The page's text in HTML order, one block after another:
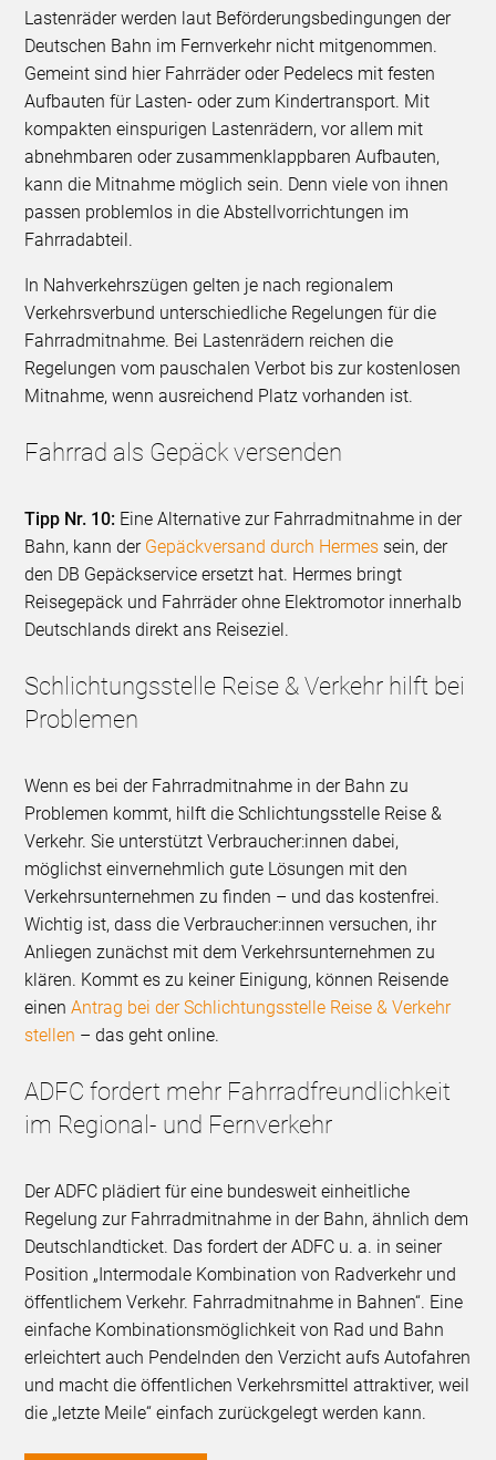
Lastenräder werden laut Beförderungsbedingungen der
Deutschen Bahn im Fernverkehr nicht mitgenommen.
Gemeint sind hier Fahrräder oder Pedelecs mit festen
Aufbauten für Lasten- oder zum Kindertransport. Mit
kompakten einspurigen Lastenrädern, vor allem mit
abnehmbaren oder zusammenklappbaren Aufbauten,
kann die Mitnahme möglich sein. Denn viele von ihnen
passen problemlos in die Abstellvorrichtungen im
Fahrradabteil.
In Nahverkehrszügen gelten je nach regionalem
Verkehrsverbund unterschiedliche Regelungen für die
Fahrradmitnahme. Bei Lastenrädern reichen die
Regelungen vom pauschalen Verbot bis zur kostenlosen
Mitnahme, wenn ausreichend Platz vorhanden ist.
Fahrrad als Gepäck versenden
Tipp Nr. 10: Eine Alternative zur Fahrradmitnahme in der
Bahn, kann der Gepäckversand durch Hermes sein, der
den DB Gepäckservice ersetzt hat. Hermes bringt
Reisegepäck und Fahrräder ohne Elektromotor innerhalb
Deutschlands direkt ans Reiseziel.
Schlichtungsstelle Reise & Verkehr hilft bei
Problemen
Wenn es bei der Fahrradmitnahme in der Bahn zu
Problemen kommt, hilft die Schlichtungsstelle Reise &
Verkehr. Sie unterstützt Verbraucher:innen dabei,
möglichst einvernehmlich gute Lösungen mit den
Verkehrsunternehmen zu finden – und das kostenfrei.
Wichtig ist, dass die Verbraucher:innen versuchen, ihr
Anliegen zunächst mit dem Verkehrsunternehmen zu
klären. Kommt es zu keiner Einigung, können Reisende
einenAntrag bei der Schlichtungsstelle Reise & Verkehr
stellen – das geht online.
ADFC fordert mehr Fahrradfreundlichkeit
im Regional- und Fernverkehr
Der ADFC plädiert für eine bundesweit einheitliche
Regelung zur Fahrradmitnahme in der Bahn, ähnlich dem
Deutschlandticket. Das fordert der ADFC u. a. in seiner
Position „Intermodale Kombination von Radverkehr und
öffentlichem Verkehr. Fahrradmitnahme in Bahnen“. Eine
einfache Kombinationsmöglichkeit von Rad und Bahn
erleichtert auch Pendelnden den Verzicht aufs Autofahren
und macht die öffentlichen Verkehrsmittel attraktiver, weil
die „letzte Meile“ einfach zurückgelegt werden kann.